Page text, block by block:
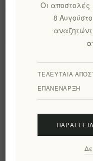
Οι αποστολές
8
ΤΕΛΕΥΤΑΊΑ
ΕΠΑΝΈΝΑΡΞΗ